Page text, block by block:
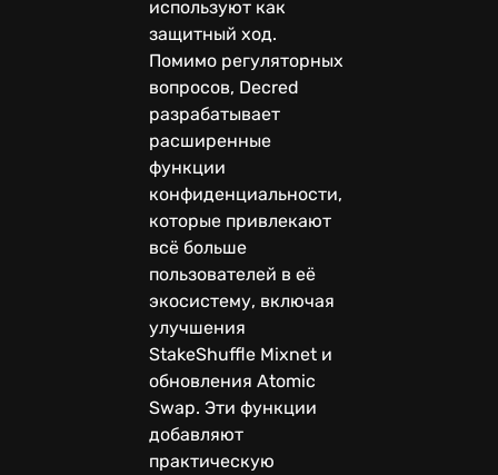
используют как
защитный ход.
Помимо регуляторных
вопросов, Decred
разрабатывает
расширенные
функции
конфиденциальности,
которые привлекают
всё больше
пользователей в её
экосистему, включая
улучшения
StakeShuffle Mixnet и
обновления Atomic
Swap. Эти функции
добавляют
практическую